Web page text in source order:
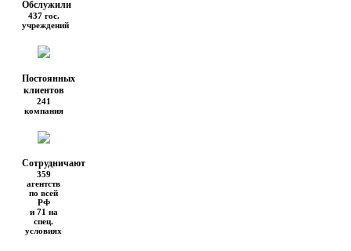
Обслужили
437 гос.
учреждений
Постоянных
клиентов
241
компания
Сотрудничают
359
агентств
по всей
РФ
и 71 на
спец.
условиях